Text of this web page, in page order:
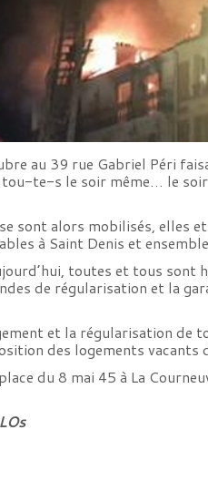
au 39 rue Gabriel Péri
te-s le soir même… le
sont alors mobilisés, elles
à Saint Denis et
toutes et tous sont
de régularisation et la
et la régularisation
des logements vacants
du 8 mai 45 à La